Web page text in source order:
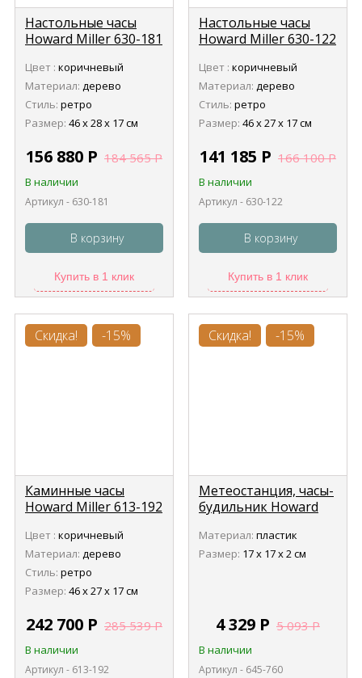
Настольные часы
Howard Miller 630-181
Цвет : коричневый
Материал: дерево
Стиль: ретро
Размер: 46 х 28 х 17 см
156 880 Р 184 565Р
В наличии
Артикул - 630-181
В корзину
Купить в 1 клик
Настольные часы
Howard Miller 630-122
Цвет : коричневый
Материал: дерево
Стиль: ретро
Размер: 46 х 27 х 17 см
141 185 Р 166 100Р
В наличии
Артикул - 630-122
В корзину
Купить в 1 клик
Скидка! -15%
Каминные часы
Howard Miller 613-192
Цвет : коричневый
Материал: дерево
Стиль: ретро
Размер: 46 х 27 х 17 см
242 700 Р 285 539Р
В наличии
Артикул - 613-192
Скидка! -15%
Метеостанция, часы-
будильник Howard
Persona (Персона)
Материал: пластик
Размер: 17 х 17 х 2 см
4 329 Р 5 093Р
В наличии
Артикул - 645-760